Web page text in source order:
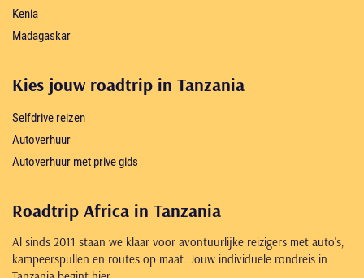
Kenia
Madagaskar
Kies jouw roadtrip in Tanzania
Selfdrive reizen
Autoverhuur
Autoverhuur met prive gids
Roadtrip Africa in Tanzania
Al sinds 2011 staan we klaar voor avontuurlijke reizigers met auto's,
kampeerspullen en routes op maat. Jouw individuele rondreis in